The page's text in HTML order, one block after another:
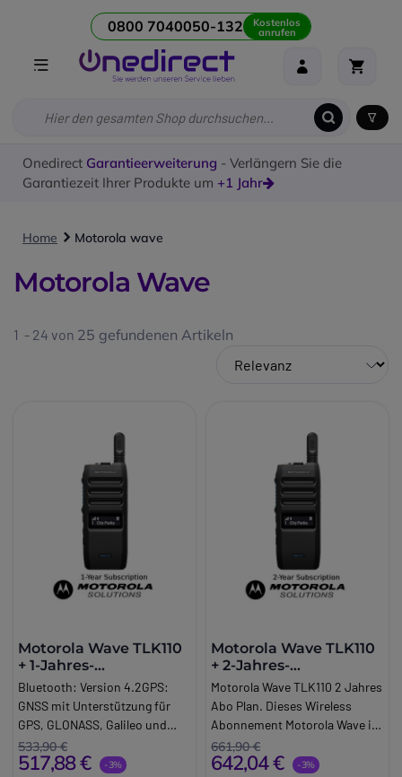
0800 7040050-132 Kostenlos
anrufen
Onedirect Garantieerweiterung - Verlängern Sie die
Garantiezeit Ihrer Produkte um +1 Jahr
Home Motorola wave
Motorola Wave
1 - 24 von 25 gefundenen Artikeln
Motorola Wave TLK110
+ 1-Jahres-
Abonnement
Bluetooth: Version 4.2GPS:
GNSS mit Unterstützung für
GPS, GLONASS, Galileo und
Bei. Dou. Motorola Wave
TLK110 Abo Plan für 1 Jahr.
533,90 €
517,88 € -3%
Motorola Wave TLK110
+ 2-Jahres-
Abonnement
Motorola Wave TLK110 2 Jahres
Abo Plan. Dieses Wireless
Abonnement Motorola Wave ist
ein Paket, das für das Walkie
Talkie Motorola TLK110
661,90 €
642,04 € -3%